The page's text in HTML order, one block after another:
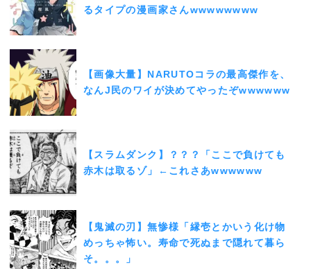
るタイプの漫画家さんwwwwwwww
【画像大量】NARUTOコラの最高傑作を、
なんJ民のワイが決めてやったぞwwwwww
【スラムダンク】？？？「ここで負けても
赤木は取るゾ」←これさあwwwwww
【鬼滅の刃】無惨様「縁壱とかいう化け物
めっちゃ怖い。寿命で死ぬまで隠れて暮ら
そ。。。」